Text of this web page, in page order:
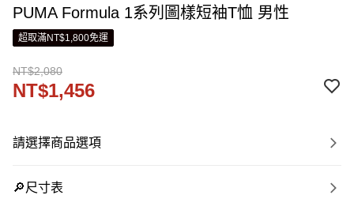
PUMA Formula 1系列圖樣短袖T恤 男性
超取滿NT$1,800免運
NT$2,080
NT$1,456
請選擇商品選項
🔎尺寸表